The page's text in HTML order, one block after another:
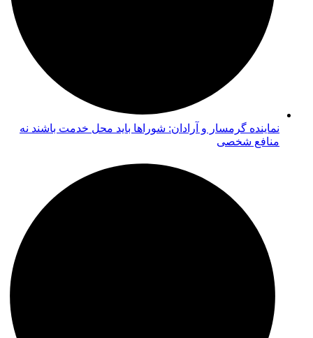
نماینده گرمسار و آرادان: شوراها باید محل خدمت باشند نه
منافع شخصی